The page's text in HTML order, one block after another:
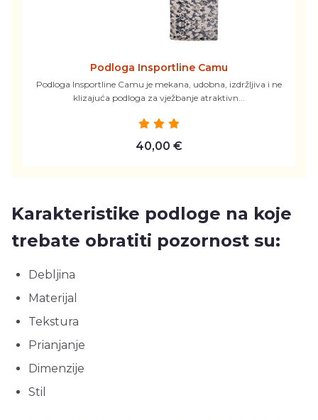
Podloga Insportline Camu
Podloga Insportline Camu je mekana, udobna, izdržljiva i ne
klizajuća podloga za vježbanje atraktivn...
40,00 €
Karakteristike podloge na koje
trebate obratiti pozornost su:
Debljina
Materijal
Tekstura
Prianjanje
Dimenzije
Stil